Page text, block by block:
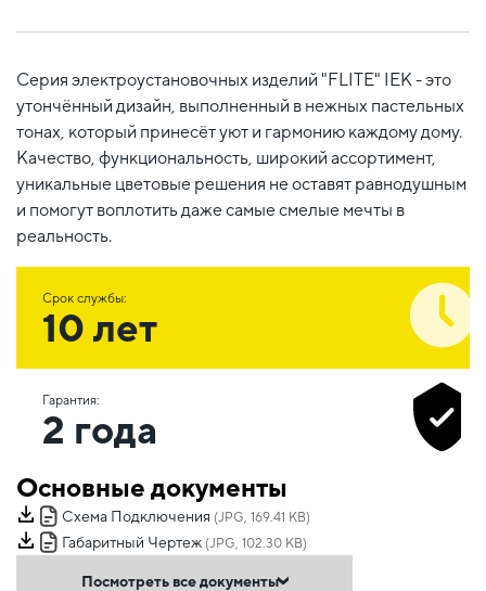
Серия электроустановочных изделий "FLITE" IEK - это
утончённый дизайн, выполненный в нежных пастельных
тонах, который принесёт уют и гармонию каждому дому.
Качество, функциональность, широкий ассортимент,
уникальные цветовые решения не оставят равнодушным
и помогут воплотить даже самые смелые мечты в
реальность.
Срок службы:
10 лет
Гарантия:
2 года
Основные документы
Схема Подключения (JPG, 169.41 KB)
Габаритный Чертеж (JPG, 102.30 KB)
Посмотреть все документы